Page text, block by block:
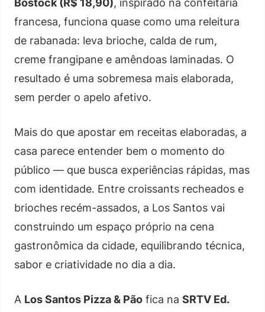
francesa, funciona quase como uma releitura
de rabanada: leva brioche, calda de rum,
creme frangipane e amêndoas laminadas. O
resultado é uma sobremesa mais elaborada,
sem perder o apelo afetivo.
Mais do que apostar em receitas elaboradas, a
casa parece entender bem o momento do
público — que busca experiências rápidas, mas
com identidade. Entre croissants recheados e
brioches recém-assados, a Los Santos vai
construindo um espaço próprio na cena
gastronômica da cidade, equilibrando técnica,
sabor e criatividade no dia a dia.
A Los Santos Pizza & Pão fica na SRTV Ed.